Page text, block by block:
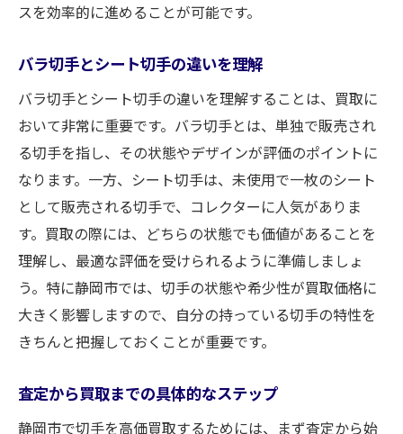
スを効率的に進めることが可能です。
バラ切手とシート切手の違いを理解
バラ切手とシート切手の違いを理解することは、買取に
おいて非常に重要です。バラ切手とは、単独で販売され
る切手を指し、その状態やデザインが評価のポイントに
なります。一方、シート切手は、未使用で一枚のシート
として販売される切手で、コレクターに人気がありま
す。買取の際には、どちらの状態でも価値があることを
理解し、最適な評価を受けられるように準備しましょ
う。特に静岡市では、切手の状態や希少性が買取価格に
大きく影響しますので、自分の持っている切手の特性を
きちんと把握しておくことが重要です。
査定から買取までの具体的なステップ
静岡市で切手を高価買取するためには、まず査定から始